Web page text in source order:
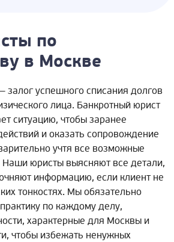
по
в Москве
успешного списания долгов
лица. Банкротный юрист
ситуацию, чтобы заранее
и оказать сопровождение
учтя все возможные
Наши юристы выясняют все детали,
информацию, если клиент не
тонкостях. Мы обязательно
по каждому делу,
характерные для Москвы и
чтобы избежать ненужных